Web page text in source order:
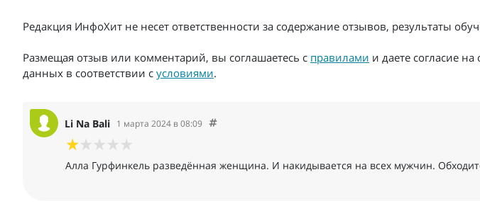
Редакция ИнфоХит не несет ответственности за содержание отзывов, результаты
Размещая отзыв или комментарий, вы соглашаетесь с правилами и даете согласие
данных в соответствии с условиями.
Li Na Bali 1 марта 2024 в 08:09
Aлла Гурфинкель разведённая женщина. И накидывается на всех мужчин.